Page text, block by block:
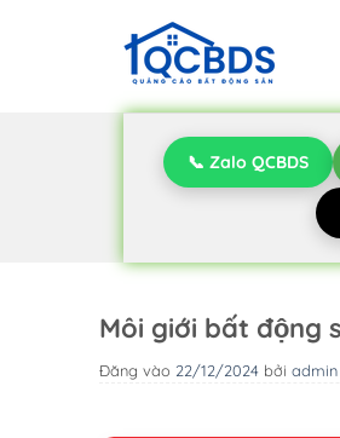
📞 Zalo QCBDS
Môi giới bất động
Đăng vào 22/12/2024 bởi admin